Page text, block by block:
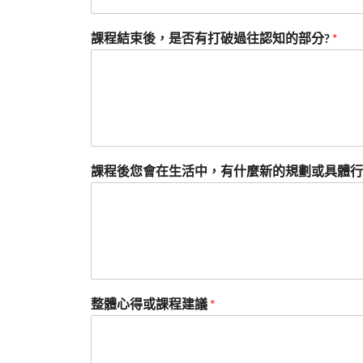
課程結束後，是否有打破過往認知的部分? *
課程後您會在生活中，有什麼新的規劃或具體
整體心得或課程建議 *